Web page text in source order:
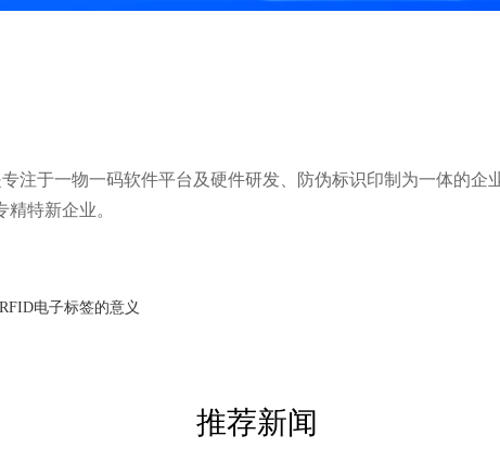
专注于一物一码软件平台及硬件研发、防伪标识印制为一体的企
特新企业。
电子标签的意义
推荐新闻